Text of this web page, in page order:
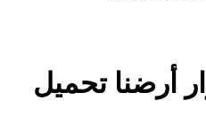
أرضنا تحميل